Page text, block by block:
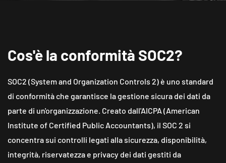
Cos'è la conformità SOC2?
SOC2 (System and Organization Controls 2) è uno standard
di conformità che garantisce la gestione sicura dei dati da
parte di un'organizzazione. Creato dall'AICPA (American
Institute of Certified Public Accountants), il SOC 2 si
concentra sui controlli legati alla sicurezza, disponibilità,
integrità, riservatezza e privacy dei dati gestiti da